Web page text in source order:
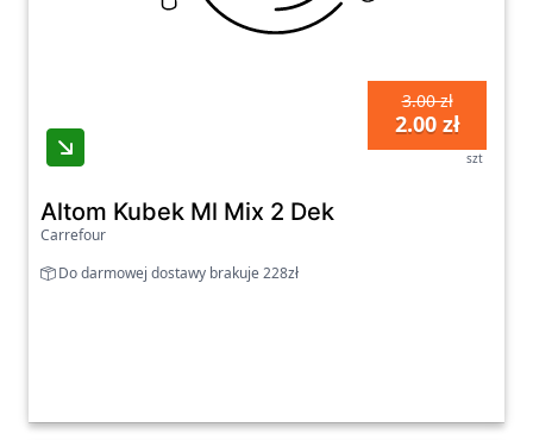
3.00 zł
2.00 zł
szt
Altom Kubek Ml Mix 2 Dek
Carrefour
Do darmowej dostawy brakuje 228zł